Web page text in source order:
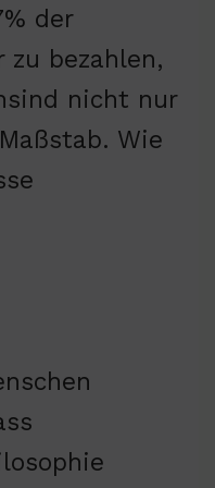
der
zu bezahlen,
nicht nur
Wie